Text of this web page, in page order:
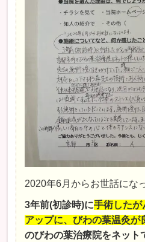
2020年6月からお世話にな
3年前(初診時)に手術したが
アップに、びわの葉温灸が
のびわの葉治療院をネット